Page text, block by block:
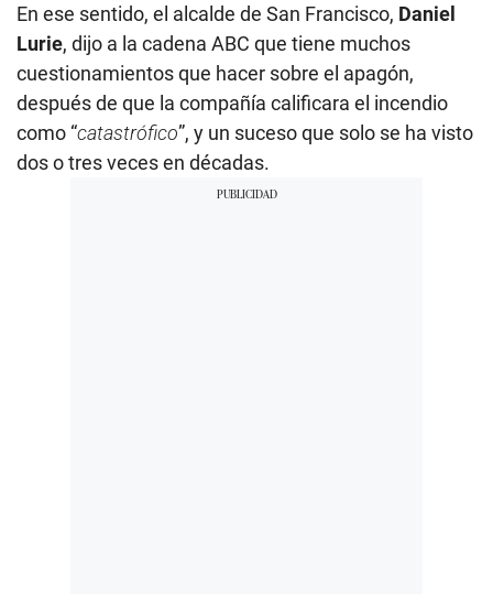
En ese sentido, el alcalde de San Francisco, Daniel
Lurie, dijo a la cadena ABC que tiene muchos
cuestionamientos que hacer sobre el apagón,
después de que la compañía calificara el incendio
como “catastrófico”, y un suceso que solo se ha visto
dos o tres veces en décadas.